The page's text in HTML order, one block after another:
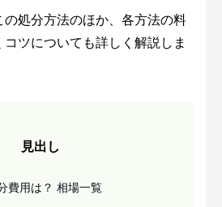
処分方法のほか、各方法の料
ツについても詳しく解説しま
見出し
費用は？ 相場一覧